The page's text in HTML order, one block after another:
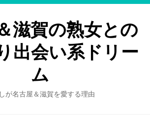
滋賀の熟女との
出会い系ドリー
ム
が名古屋＆滋賀を愛する理由